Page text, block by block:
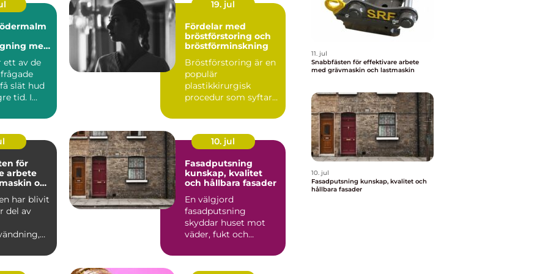
med
ett av de
slät hud
tid. I
19. jul
Fördelar med
bröstförstoring och
bröstförminskning
Bröstförstoring är en
populär
plastikkirurgisk
procedur som syftar
för
arbete
och
har blivit
del av
10. jul
Fasadputsning
kunskap, kvalitet
och hållbara fasader
En välgjord
fasadputsning
skyddar huset mot
väder, fukt och
som byggnaden får
ett...
11. jul
Snabbfästen för effektivare arbete
med grävmaskin och lastmaskin
10. jul
Fasadputsning kunskap, kvalitet och
hållbara fasader